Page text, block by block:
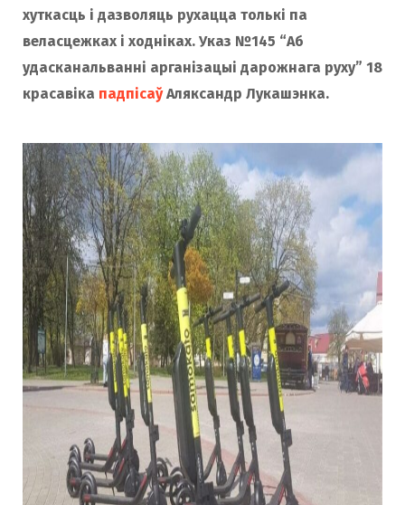
хуткасць і дазволяць рухацца толькі па
веласцежках і ходніках. Указ №145 “Аб
удасканальванні арганізацыі дарожнага руху” 18
красавіка падпісаўАляксандр Лукашэнка.